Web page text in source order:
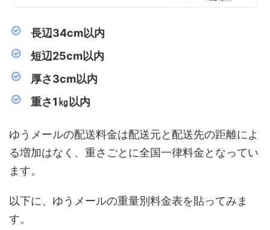
長辺34cm以内
短辺25cm以内
厚さ3cm以内
重さ1㎏以内
ゆうメールの配送料金は配送元と配送先の距離によ
る増加はなく、重さごとに全国一律料金となってい
ます。
以下に、ゆうメールの重量別料金表を貼ってみま
す。